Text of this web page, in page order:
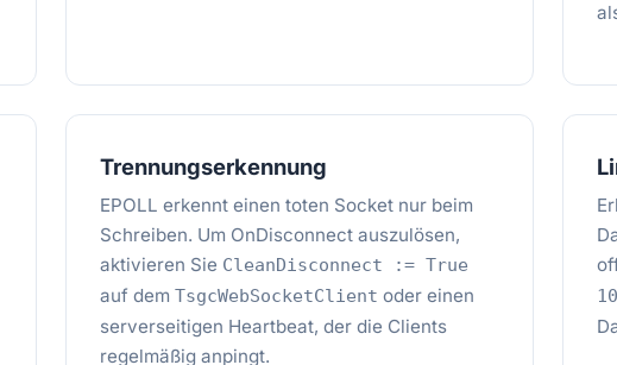
Trennungserkennung
EPOLL erkennt einen toten Socket nur beim
Schreiben. Um OnDisconnect auszulösen,
aktivieren Sie CleanDisconnect := True
auf dem TsgcWebSocketClient oder einen
serverseitigen Heartbeat, der die Clients
regelmäßig anpingt.